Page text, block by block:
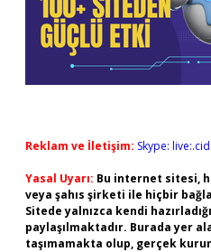
Reklam ve İletişim: Skype:
Yasal Uyarı: Bu internet sitesi,
veya şahıs şirketi ile hiçbir
Sitede yalnızca kendi
paylaşılmaktadır. Burada yer
taşımamakta olup, gerçek